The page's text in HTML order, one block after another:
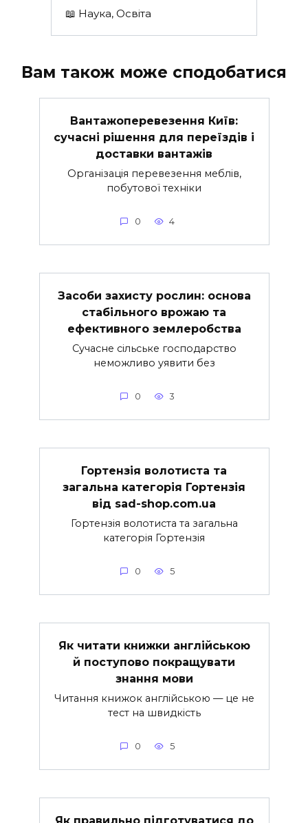
📖 Наука, Освіта
Вам також може сподобатися
Вантажоперевезення Київ:
сучасні рішення для переїздів і
доставки вантажів
Організація перевезення меблів,
побутової техніки
0 4
Засоби захисту рослин: основа
стабільного врожаю та
ефективного землеробства
Сучасне сільське господарство
неможливо уявити без
0 3
Гортензія волотиста та
загальна категорія Гортензія
від sad-shop.com.ua
Гортензія волотиста та загальна
категорія Гортензія
0 5
Як читати книжки англійською
й поступово покращувати
знання мови
Читання книжок англійською — це не
тест на швидкість
0 5
Як правильно підготуватися до